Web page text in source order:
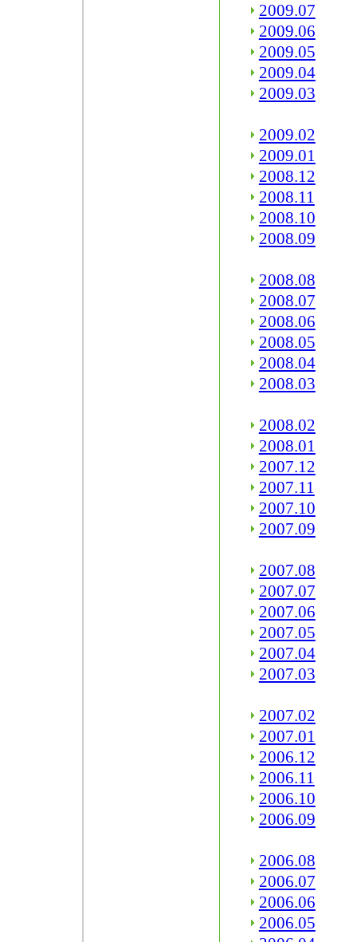
2009.07
2009.06
2009.05
2009.04
2009.03
2009.02
2009.01
2008.12
2008.11
2008.10
2008.09
2008.08
2008.07
2008.06
2008.05
2008.04
2008.03
2008.02
2008.01
2007.12
2007.11
2007.10
2007.09
2007.08
2007.07
2007.06
2007.05
2007.04
2007.03
2007.02
2007.01
2006.12
2006.11
2006.10
2006.09
2006.08
2006.07
2006.06
2006.05